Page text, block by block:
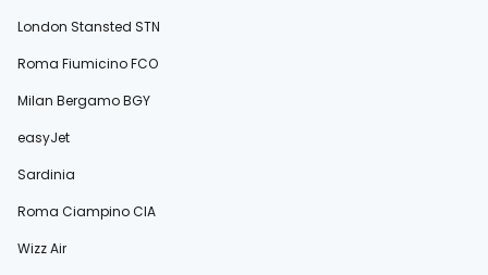
London Stansted STN
Roma Fiumicino FCO
Milan Bergamo BGY
easyJet
Sardinia
Roma Ciampino CIA
Wizz Air